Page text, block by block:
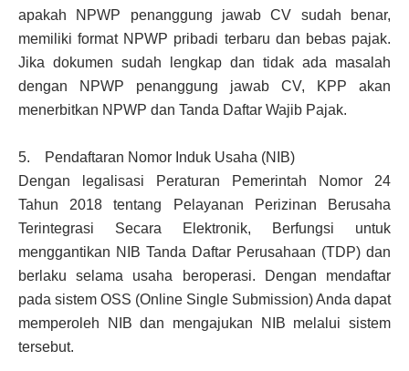
apakah NPWP penanggung jawab CV sudah benar,
memiliki format NPWP pribadi terbaru dan bebas pajak.
Jika dokumen sudah lengkap dan tidak ada masalah
dengan NPWP penanggung jawab CV, KPP akan
menerbitkan NPWP dan Tanda Daftar Wajib Pajak.
5. Pendaftaran Nomor Induk Usaha (NIB)
Dengan legalisasi Peraturan Pemerintah Nomor 24
Tahun 2018 tentang Pelayanan Perizinan Berusaha
Terintegrasi Secara Elektronik, Berfungsi untuk
menggantikan NIB Tanda Daftar Perusahaan (TDP) dan
berlaku selama usaha beroperasi. Dengan mendaftar
pada sistem OSS (Online Single Submission) Anda dapat
memperoleh NIB dan mengajukan NIB melalui sistem
tersebut.